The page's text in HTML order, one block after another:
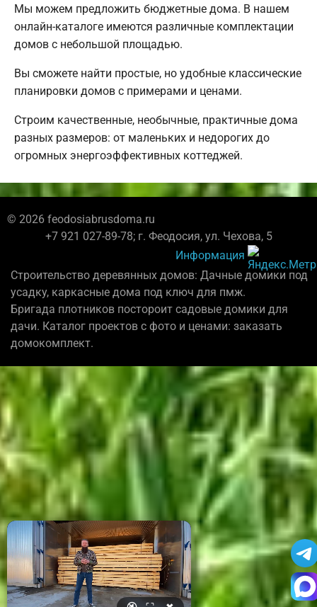
Мы можем предложить бюджетные дома. В нашем
онлайн-каталоге имеются различные комплектации
домов с небольшой площадью.
Вы сможете найти простые, но удобные классические
планировки домов с примерами и ценами.
Строим качественные, необычные, практичные дома
разных размеров: от маленьких и недорогих до
огромных энергоэффективных коттеджей.
© 2026 feodosiabrusdoma.ru
+7 921 027-89-78; г. Феодосия, ул. Чехова, 5
Информация
Строительство деревянных домов: Дачные домики под
усадку, каркасные дома под ключ для пмж.
Бригада плотников постороит садовые домики для
дачи. Каталог проектов с фото и ценами: заказать
домокомплект.